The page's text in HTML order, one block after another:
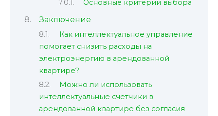
Основные критерии выбора
Заключение
Как интеллектуальное управление
помогает снизить расходы на
электроэнергию в арендованной
квартире?
Можно ли использовать
интеллектуальные счетчики в
арендованной квартире без согласия